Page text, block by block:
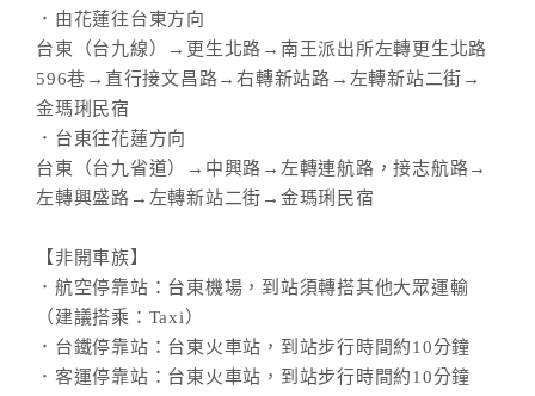
．由花蓮往台東方向
台東（台九線）→更生北路→南王派出所左轉更生北路
596巷→直行接文昌路→右轉新站路→左轉新站二街→
金瑪琍民宿
．台東往花蓮方向
台東（台九省道）→中興路→左轉連航路，接志航路→
左轉興盛路→左轉新站二街→金瑪琍民宿
【非開車族】
．航空停靠站：台東機場，到站須轉搭其他大眾運輸
（建議搭乘：Taxi）
．台鐵停靠站：台東火車站，到站步行時間約10分鐘
．客運停靠站：台東火車站，到站步行時間約10分鐘